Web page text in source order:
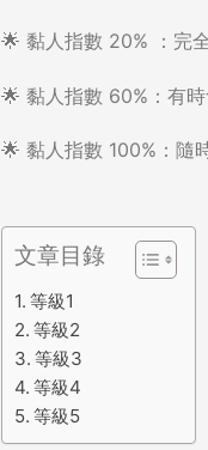
🌟 黏人指數 20% ：完
🌟 黏人指數 60%：有時
🌟 黏人指數 100%：隨
文章目錄
等級1
等級2
等級3
等級4
等級5